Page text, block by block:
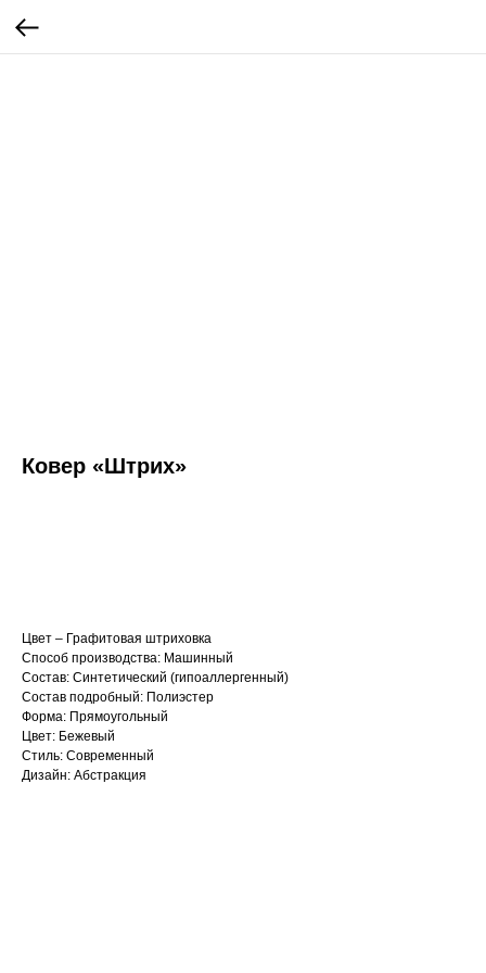
Ковер «Штрих»
Цвет – Графитовая штриховка
Способ производства: Машинный
Состав: Синтетический (гипоаллергенный)
Состав подробный: Полиэстер
Форма: Прямоугольный
Цвет: Бежевый
Стиль: Современный
Дизайн: Абстракция